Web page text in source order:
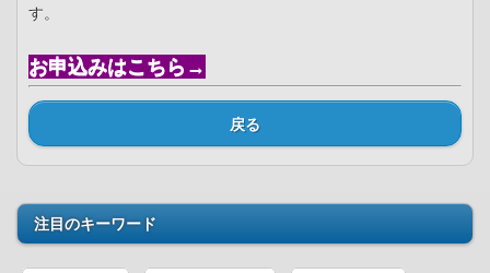
す。
お申込みはこちら→
戻る
注目のキーワード